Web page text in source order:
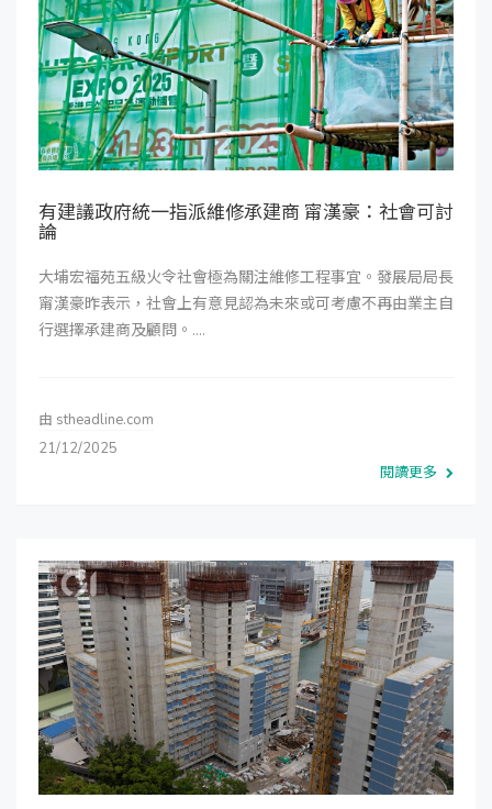
有建議政府統一指派維修承建商 甯漢豪：社會可討
論
大埔宏福苑五級火令社會極為關注維修工程事宜。發展局局長
甯漢豪昨表示，社會上有意見認為未來或可考慮不再由業主自
行選擇承建商及顧問。....
由 stheadline.com
21/12/2025
閱讀更多